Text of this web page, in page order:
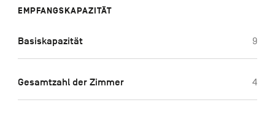
EMPFANGSKAPAZITÄT
Basiskapazität 9
Gesamtzahl der Zimmer 4